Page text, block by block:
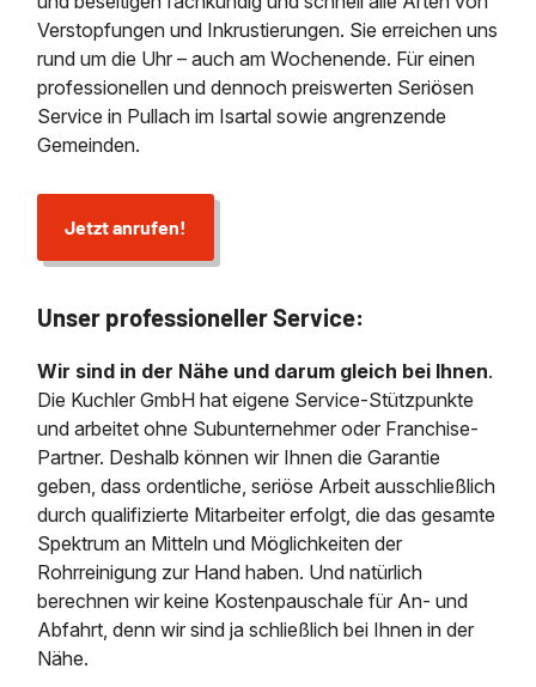
Verstopfungen und Inkrustierungen. Sie erreichen uns
rund um die Uhr – auch am Wochenende. Für einen
professionellen und dennoch preiswerten Seriösen
Service in Pullach im Isartal sowie angrenzende
Gemeinden.
Jetzt anrufen!
Unser professioneller Service:
Wir sind in der Nähe und darum gleich bei Ihnen.
Die Kuchler GmbH hat eigene Service-Stützpunkte
und arbeitet ohne Subunternehmer oder Franchise-
Partner. Deshalb können wir Ihnen die Garantie
geben, dass ordentliche, seriöse Arbeit ausschließlich
durch qualifizierte Mitarbeiter erfolgt, die das gesamte
Spektrum an Mitteln und Möglichkeiten der
Rohrreinigung zur Hand haben. Und natürlich
berechnen wir keine Kostenpauschale für An- und
Abfahrt, denn wir sind ja schließlich bei Ihnen in der
Nähe.